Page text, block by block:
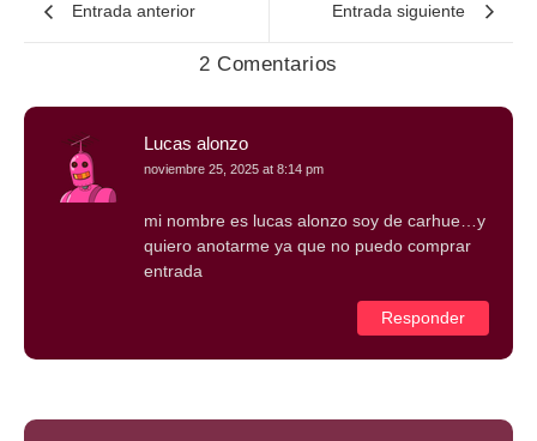
Entrada anterior Entrada siguiente
2 Comentarios
Lucas alonzo
noviembre 25, 2025 at 8:14 pm
mi nombre es lucas alonzo soy de carhue…y
quiero anotarme ya que no puedo comprar
entrada
Responder